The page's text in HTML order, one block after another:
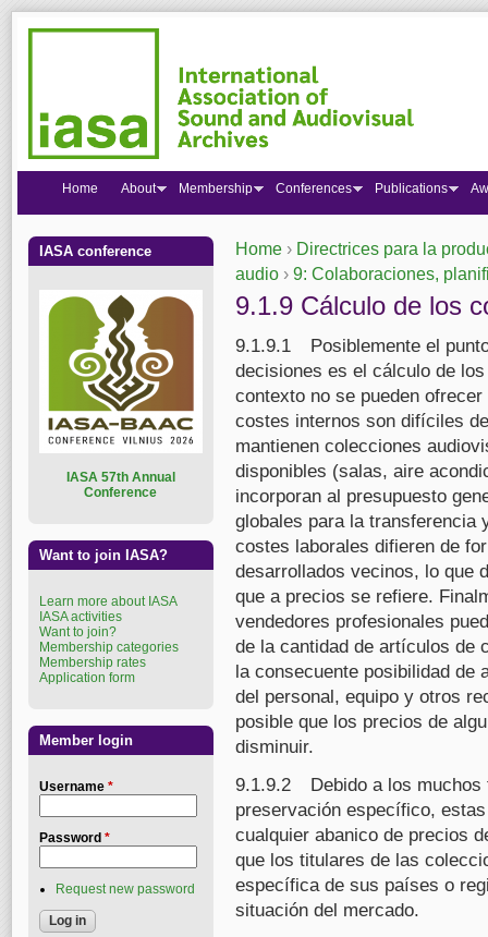
You are here
Home › Directrices para la
audio › 9: Colaboraciones,
9.1.9 Cálculo de los
9.1.9.1 Posiblemente el
decisiones es el cálculo de
contexto no se pueden
costes internos son difíciles
mantienen colecciones
disponibles (salas, aire
incorporan al presupuesto
globales para la transferencia
costes laborales difieren de
desarrollados vecinos, lo que
que a precios se refiere.
vendedores profesionales
de la cantidad de artículos de
la consecuente posibilidad de
del personal, equipo y otros
posible que los precios de
disminuir.
9.1.9.2 Debido a los muchos
preservación específico,
cualquier abanico de precios
que los titulares de las
específica de sus países o
situación del mercado.
Home About Membership Conferences Publications
IASA conference
ASA 57th Annual
Conference
Want to join IASA?
Learn more about IASA
IASA activities
Want to join?
Membership categories
Membership rates
Application form
Member login
Username *
Password *
Request new password